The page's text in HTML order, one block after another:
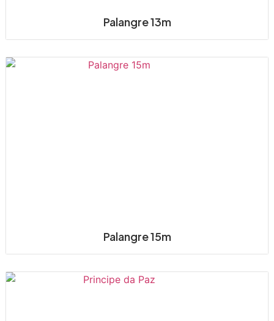
Palangre 13m
Palangre 15m